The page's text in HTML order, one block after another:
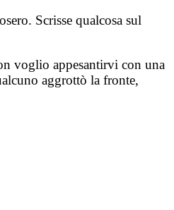
Scrisse qualcosa sul
voglio appesantirvi con una
aggrottò la fronte,